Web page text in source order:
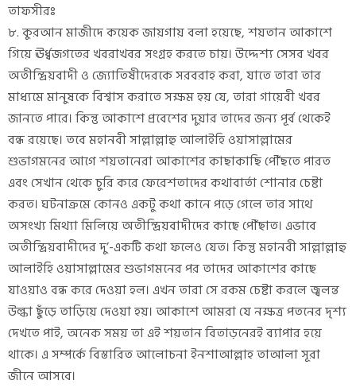
তাফসীরঃ
৮. কুরআন মাজীদে কয়েক জায়গায় বলা হয়েছে, শয়তান আকাশে
গিয়ে ঊর্ধ্বজগতের খবরাখবর সংগ্রহ করতে চায়। উদ্দেশ্য সেসব খবর
অতীন্দ্রিয়বাদী ও জ্যোতিষীদেরকে সরবরাহ করা, যাতে তারা তার
মাধ্যমে মানুষকে বিশ্বাস করাতে সক্ষম হয় যে, তারা গায়েবী খবর
জানতে পারে। কিন্তু আকাশে প্রবেশের দুয়ার তাদের জন্য পূর্ব থেকেই
বন্ধ রয়েছে। তবে মহানবী সাল্লাল্লাহু আলাইহি ওয়াসাল্লামের
শুভাগমনের আগে শয়তানেরা আকাশের কাছাকাছি পৌঁছতে পারত
এবং সেখান থেকে চুরি করে ফেরেশতাদের কথাবার্তা শোনার চেষ্টা
করত। ঘটনাক্রমে কোনও একটু কথা কানে পড়ে গেলে তার সাথে
অসংখ্য মিথ্যা মিলিয়ে অতীন্দ্রিয়বাদীদের কাছে পৌঁছাত। এভাবে
অতীন্দ্রিয়বাদীদের দু’-একটি কথা ফলেও যেত। কিন্তু মহানবী সাল্লাল্লাহু
আলাইহি ওয়াসাল্লামের শুভাগমনের পর তাদের আকাশের কাছে
যাওয়াও বন্ধ করে দেওয়া হল। এখন তারা সে রকম চেষ্টা করলে জ্বলন্ত
উল্কা ছুঁড়ে তাড়িয়ে দেওয়া হয়। আকাশে আমরা যে নক্ষত্র পতনের দৃশ্য
দেখতে পাই, অনেক সময় তা এই শয়তান বিতাড়নেরই ব্যাপার হয়ে
থাকে। এ সম্পর্কে বিস্তারিত আলোচনা ইনশাআল্লাহ তাআলা সূরা
জীনে আসবে।